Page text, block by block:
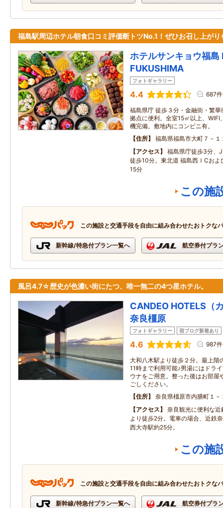
福島駅周辺ホテル朝食口コミ評価断トツNo.1！ぜひお召し上がり
ホテルサンキョウ福島
FUKUSHIMA
フォトギャラリー
4.4 687件
福島県庁 徒歩３分・金融街・繁
拠点に便利。全室15㎡以上、
機完備。敷地内にコンビニ有。
住所
福島県福島市大町７－１
アクセス
福島県庁徒歩3分、
徒歩10分。東北道 福島西ＩCおよ
15分
この施
この施設と交通手段を自由に組み合わせたおトクな
新幹線/特急付プラン一覧へ 航空券付プラ
風呂4.7☆歴史が色濃い街にたつ、唯一無二の4つ星ホテル。
CANDEO HOTELS（
奈良橿原
フォトギャラリー 宿ブログ新着あり
4.6 987件
大和八木駅より徒歩２分。最上階
11時まで利用可能♪男湯にはドラ
ウナをご用意。整った後はお部屋
ごしください。
住所
奈良県橿原市内膳町１－
アクセス
奈良観光に便利な
より徒歩2分。電車の場合、近鉄
西大寺駅約25分。
この施
この施設と交通手段を自由に組み合わせたおトクな
新幹線/特急付プラン一覧へ 航空券付プラ